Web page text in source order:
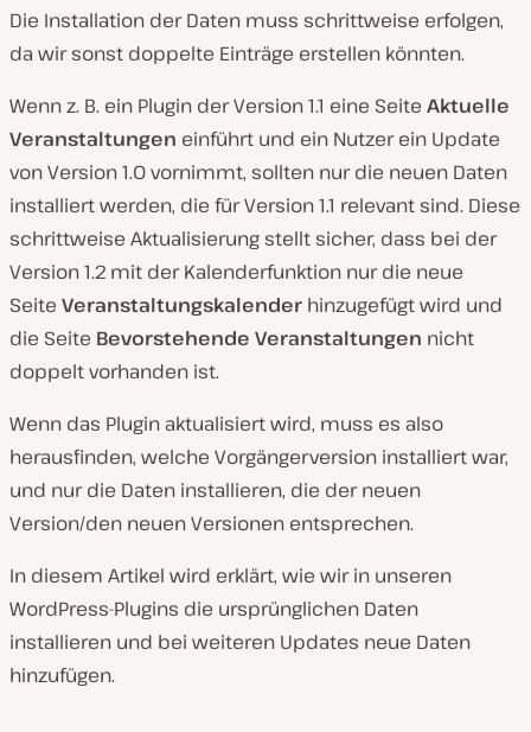
Die Installation der Daten muss schrittweise erfolgen,
da wir sonst doppelte Einträge erstellen könnten.
Wenn z. B. ein Plugin der Version 1.1 eine Seite Aktuelle
Veranstaltungen einführt und ein Nutzer ein Update
von Version 1.0 vornimmt, sollten nur die neuen Daten
installiert werden, die für Version 1.1 relevant sind. Diese
schrittweise Aktualisierung stellt sicher, dass bei der
Version 1.2 mit der Kalenderfunktion nur die neue
Seite Veranstaltungskalender hinzugefügt wird und
die Seite Bevorstehende Veranstaltungen nicht
doppelt vorhanden ist.
Wenn das Plugin aktualisiert wird, muss es also
herausfinden, welche Vorgängerversion installiert war,
und nur die Daten installieren, die der neuen
Version/den neuen Versionen entsprechen.
In diesem Artikel wird erklärt, wie wir in unseren
WordPress-Plugins die ursprünglichen Daten
installieren und bei weiteren Updates neue Daten
hinzufügen.